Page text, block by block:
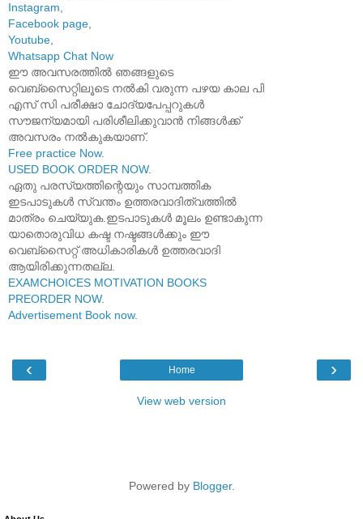
Instagram,
Facebook page,
Youtube,
Whatsapp Chat Now
ഈ അവസരത്തിൽ ഞങ്ങളുടെ
വെബ്സൈറ്റിലൂടെ നൽകി വരുന്ന പഴയ കാല പി
എസ് സി പരീക്ഷാ ചോദ്യപേപ്പറുകൾ
സൗജന്യമായി പരിശീലിക്കുവാൻ നിങ്ങൾക്ക്
അവസരം നൽകുകയാണ്.
Free practice Now.
USED BOOK ORDER NOW.
ഏതു പരസ്യത്തിന്റെയും സാമ്പത്തിക
ഇടപാടുകൾ സ്വന്തം ഉത്തരവാദിത്വത്തിൽ
മാത്രം ചെയ്യുക.ഇടപാടുകൾ മൂലം ഉണ്ടാകുന്ന
യാതൊരുവിധ കഷ്ട നഷ്ടങ്ങൾക്കും ഈ
വെബ്സൈറ്റ് അധികാരികൾ ഉത്തരവാദി
ആയിരിക്കുന്നതല്ല.
EXAMCHOICES MOTIVATION BOOKS
PREORDER NOW.
Advertisement Book now.
‹ ›
Home
View web version
Powered by Blogger.